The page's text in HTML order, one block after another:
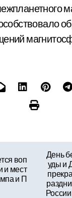
воп
и мест
и П
День
уды и